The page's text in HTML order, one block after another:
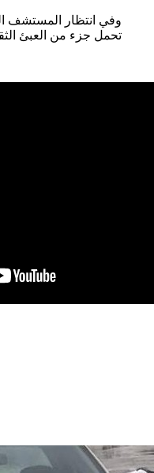
وفي انتظار المستشف
تحمل جزء من العبئ